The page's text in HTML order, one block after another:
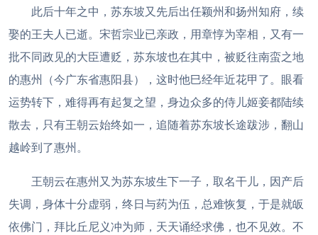
此后十年之中，苏东坡又先后出任颖州和扬州知府，续
娶的王夫人已逝。宋哲宗业已亲政，用章惇为宰相，又有一
批不同政见的大臣遭贬，苏东坡也在其中，被贬往南蛮之地
的惠州（今广东省惠阳县），这时他巳经年近花甲了。眼看
运势转下，难得再有起复之望，身边众多的侍儿姬妾都陆续
散去，只有王朝云始终如一，追随着苏东坡长途跋涉，翻山
越岭到了惠州。
王朝云在惠州又为苏东坡生下一子，取名干儿，因产后
失调，身体十分虚弱，终日与药为伍，总难恢复，于是就皈
依佛门，拜比丘尼义冲为师，天天诵经求佛，也不见效。不